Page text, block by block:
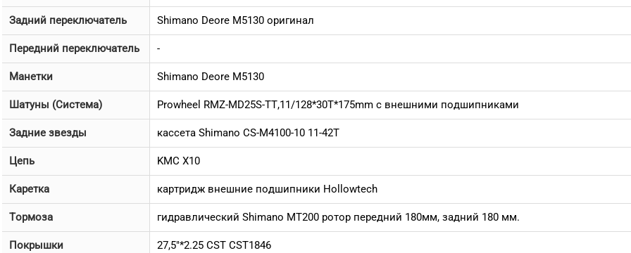
Задний переключатель Shimano Deore M5130 оригинал
Передний переключатель -
Манетки Shimano Deore M5130
Шатуны (Система) Prowheel RMZ-MD25S-TT,11/128*30T*175mm с внешними подшипниками
Задние звезды кассета Shimano CS-M4100-10 11-42T
Цепь KMC X10
Каретка картридж внешние подшипники Hollowtech
Тормоза гидравлический Shimano MT200 ротор передний 180мм, задний 180 мм.
Покрышки 27,5"*2.25 CST CST1846